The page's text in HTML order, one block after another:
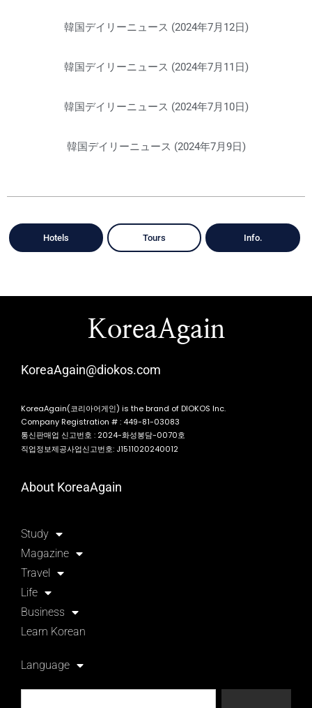
韓国デイリーニュース (2024年7月12日)
韓国デイリーニュース (2024年7月11日)
韓国デイリーニュース (2024年7月10日)
韓国デイリーニュース (2024年7月9日)
Hotels Tours Info.
KoreaAgain
KoreaAgain@diokos.com
KoreaAgain(코리아어게인) is the brand of DIOKOS Inc.
Company Registration # : 449-81-03083
통신판매업 신고번호 : 2024-화성봉담-0070호
직업정보제공사업신고번호: J1511020240012
About KoreaAgain
Study
Magazine
Travel
Life
Business
Learn Korean
Language